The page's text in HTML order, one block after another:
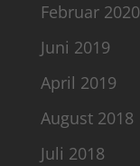
Februar 2020
Juni 2019
April 2019
August 2018
Juli 2018